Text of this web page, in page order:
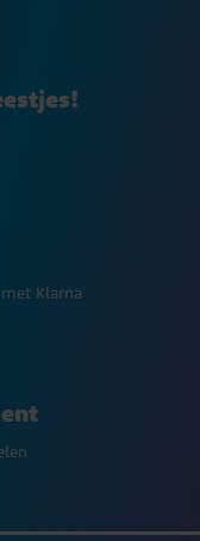
Klarna